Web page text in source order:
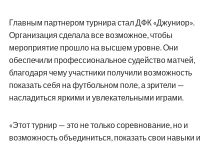
Главным партнером турнира стал ДФК «Джуниор».
Организация сделала все возможное, чтобы
мероприятие прошло на высшем уровне. Они
обеспечили профессиональное судейство матчей,
благодаря чему участники получили возможность
показать себя на футбольном поле, а зрители —
насладиться яркими и увлекательными играми.
«Этот турнир — это не только соревнование, но и
возможность объединиться, показать свои навыки и